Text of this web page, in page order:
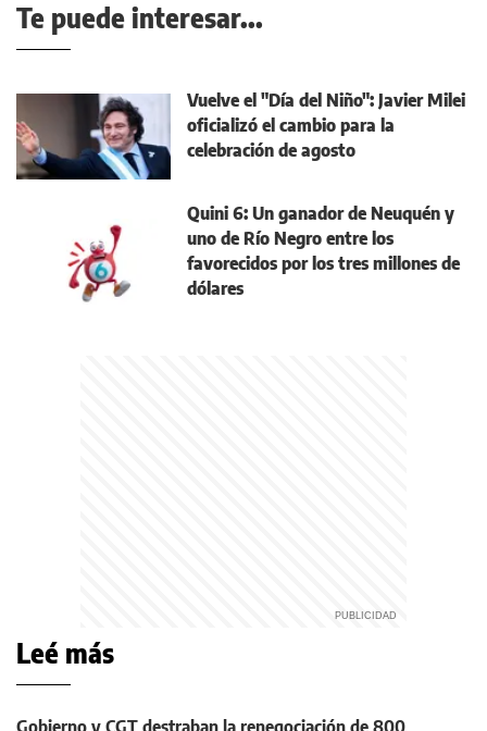
Te puede interesar...
Vuelve el "Día del Niño": Javier Milei
oficializó el cambio para la
celebración de agosto
Quini 6: Un ganador de Neuquén y
uno de Río Negro entre los
favorecidos por los tres millones de
dólares
Leé más